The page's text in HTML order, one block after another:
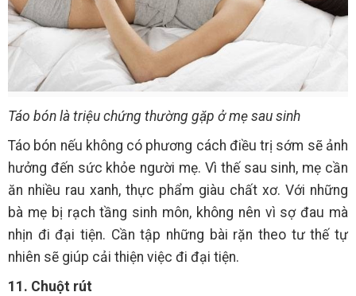
Táo bón là triệu chứng thường gặp ở mẹ sau sinh
Táo bón nếu không có phương cách điều trị sớm sẽ ảnh
hưởng đến sức khỏe người mẹ. Vì thế sau sinh, mẹ cần
ăn nhiều rau xanh, thực phẩm giàu chất xơ. Với những
bà mẹ bị rạch tầng sinh môn, không nên vì sợ đau mà
nhịn đi đại tiện. Cần tập những bài rặn theo tư thế tự
nhiên sẽ giúp cải thiện việc đi đại tiện.
11. Chuột rút